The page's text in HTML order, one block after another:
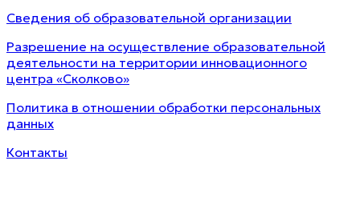
Сведения об образовательной организации
Разрешение на осуществление образовательной
деятельности на территории инновационного
центра «Сколково»
Политика в отношении обработки персональных
данных
Контакты